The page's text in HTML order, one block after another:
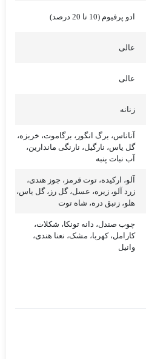
ادو پرفیوم (10 تا 20 درصد)
عالی
عالی
زنانه
آناناس، برگ انگور، برگاموت، خربزه،
گل یاس، نارگیل، نارنگی ماندارین،
آب نبات پنبه
آلو، ارکیده، توت قرمز، جوز هندی،
زرد آلو، زیره، عسل، گل رز، گل یاس،
هلو، زنبق دره، شاه توت
چوب صندل، دانه تونکا، شکلات،
کارامل، کهربا، مشک، نعنا هندی،
وانیل